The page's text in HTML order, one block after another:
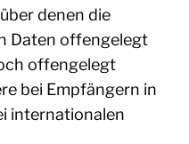
denen die
Daten offengelegt
offengelegt
bei Empfängern in
internationalen